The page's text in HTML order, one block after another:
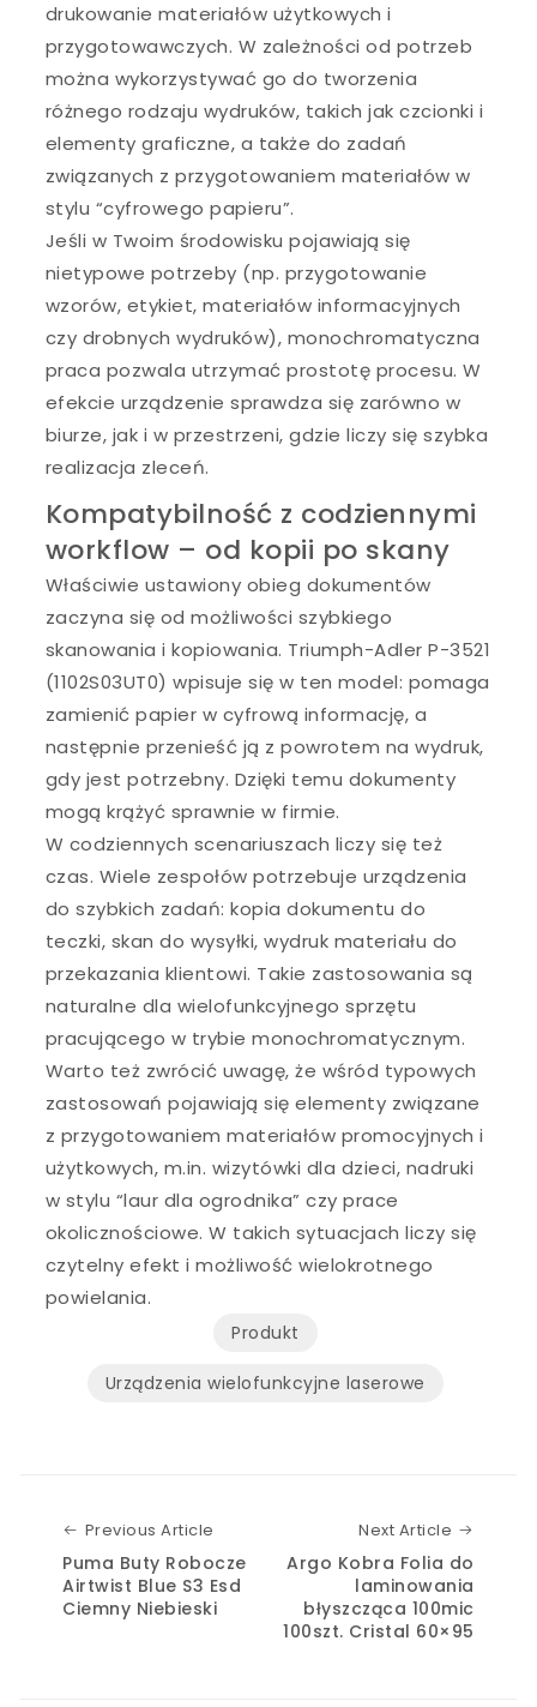
drukowanie materiałów użytkowych i
przygotowawczych. W zależności od potrzeb
można wykorzystywać go do tworzenia
różnego rodzaju wydruków, takich jak czcionki i
elementy graficzne, a także do zadań
związanych z przygotowaniem materiałów w
stylu “cyfrowego papieru”.
Jeśli w Twoim środowisku pojawiają się
nietypowe potrzeby (np. przygotowanie
wzorów, etykiet, materiałów informacyjnych
czy drobnych wydruków), monochromatyczna
praca pozwala utrzymać prostotę procesu. W
efekcie urządzenie sprawdza się zarówno w
biurze, jak i w przestrzeni, gdzie liczy się szybka
realizacja zleceń.
Kompatybilność z codziennymi
workflow – od kopii po skany
Właściwie ustawiony obieg dokumentów
zaczyna się od możliwości szybkiego
skanowania i kopiowania. Triumph-Adler P-3521
(1102S03UT0) wpisuje się w ten model: pomaga
zamienić papier w cyfrową informację, a
następnie przenieść ją z powrotem na wydruk,
gdy jest potrzebny. Dzięki temu dokumenty
mogą krążyć sprawnie w firmie.
W codziennych scenariuszach liczy się też
czas. Wiele zespołów potrzebuje urządzenia
do szybkich zadań: kopia dokumentu do
teczki, skan do wysyłki, wydruk materiału do
przekazania klientowi. Takie zastosowania są
naturalne dla wielofunkcyjnego sprzętu
pracującego w trybie monochromatycznym.
Warto też zwrócić uwagę, że wśród typowych
zastosowań pojawiają się elementy związane
z przygotowaniem materiałów promocyjnych i
użytkowych, m.in. wizytówki dla dzieci, nadruki
w stylu “laur dla ogrodnika” czy prace
okolicznościowe. W takich sytuacjach liczy się
czytelny efekt i możliwość wielokrotnego
powielania.
Produkt
Urządzenia wielofunkcyjne laserowe
Previous Article
Puma Buty Robocze
Airtwist Blue S3 Esd
Ciemny Niebieski
Next Article
Argo Kobra Folia do
laminowania
błyszcząca 100mic
100szt. Cristal 60×95